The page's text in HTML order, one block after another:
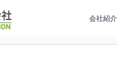
会社紹介